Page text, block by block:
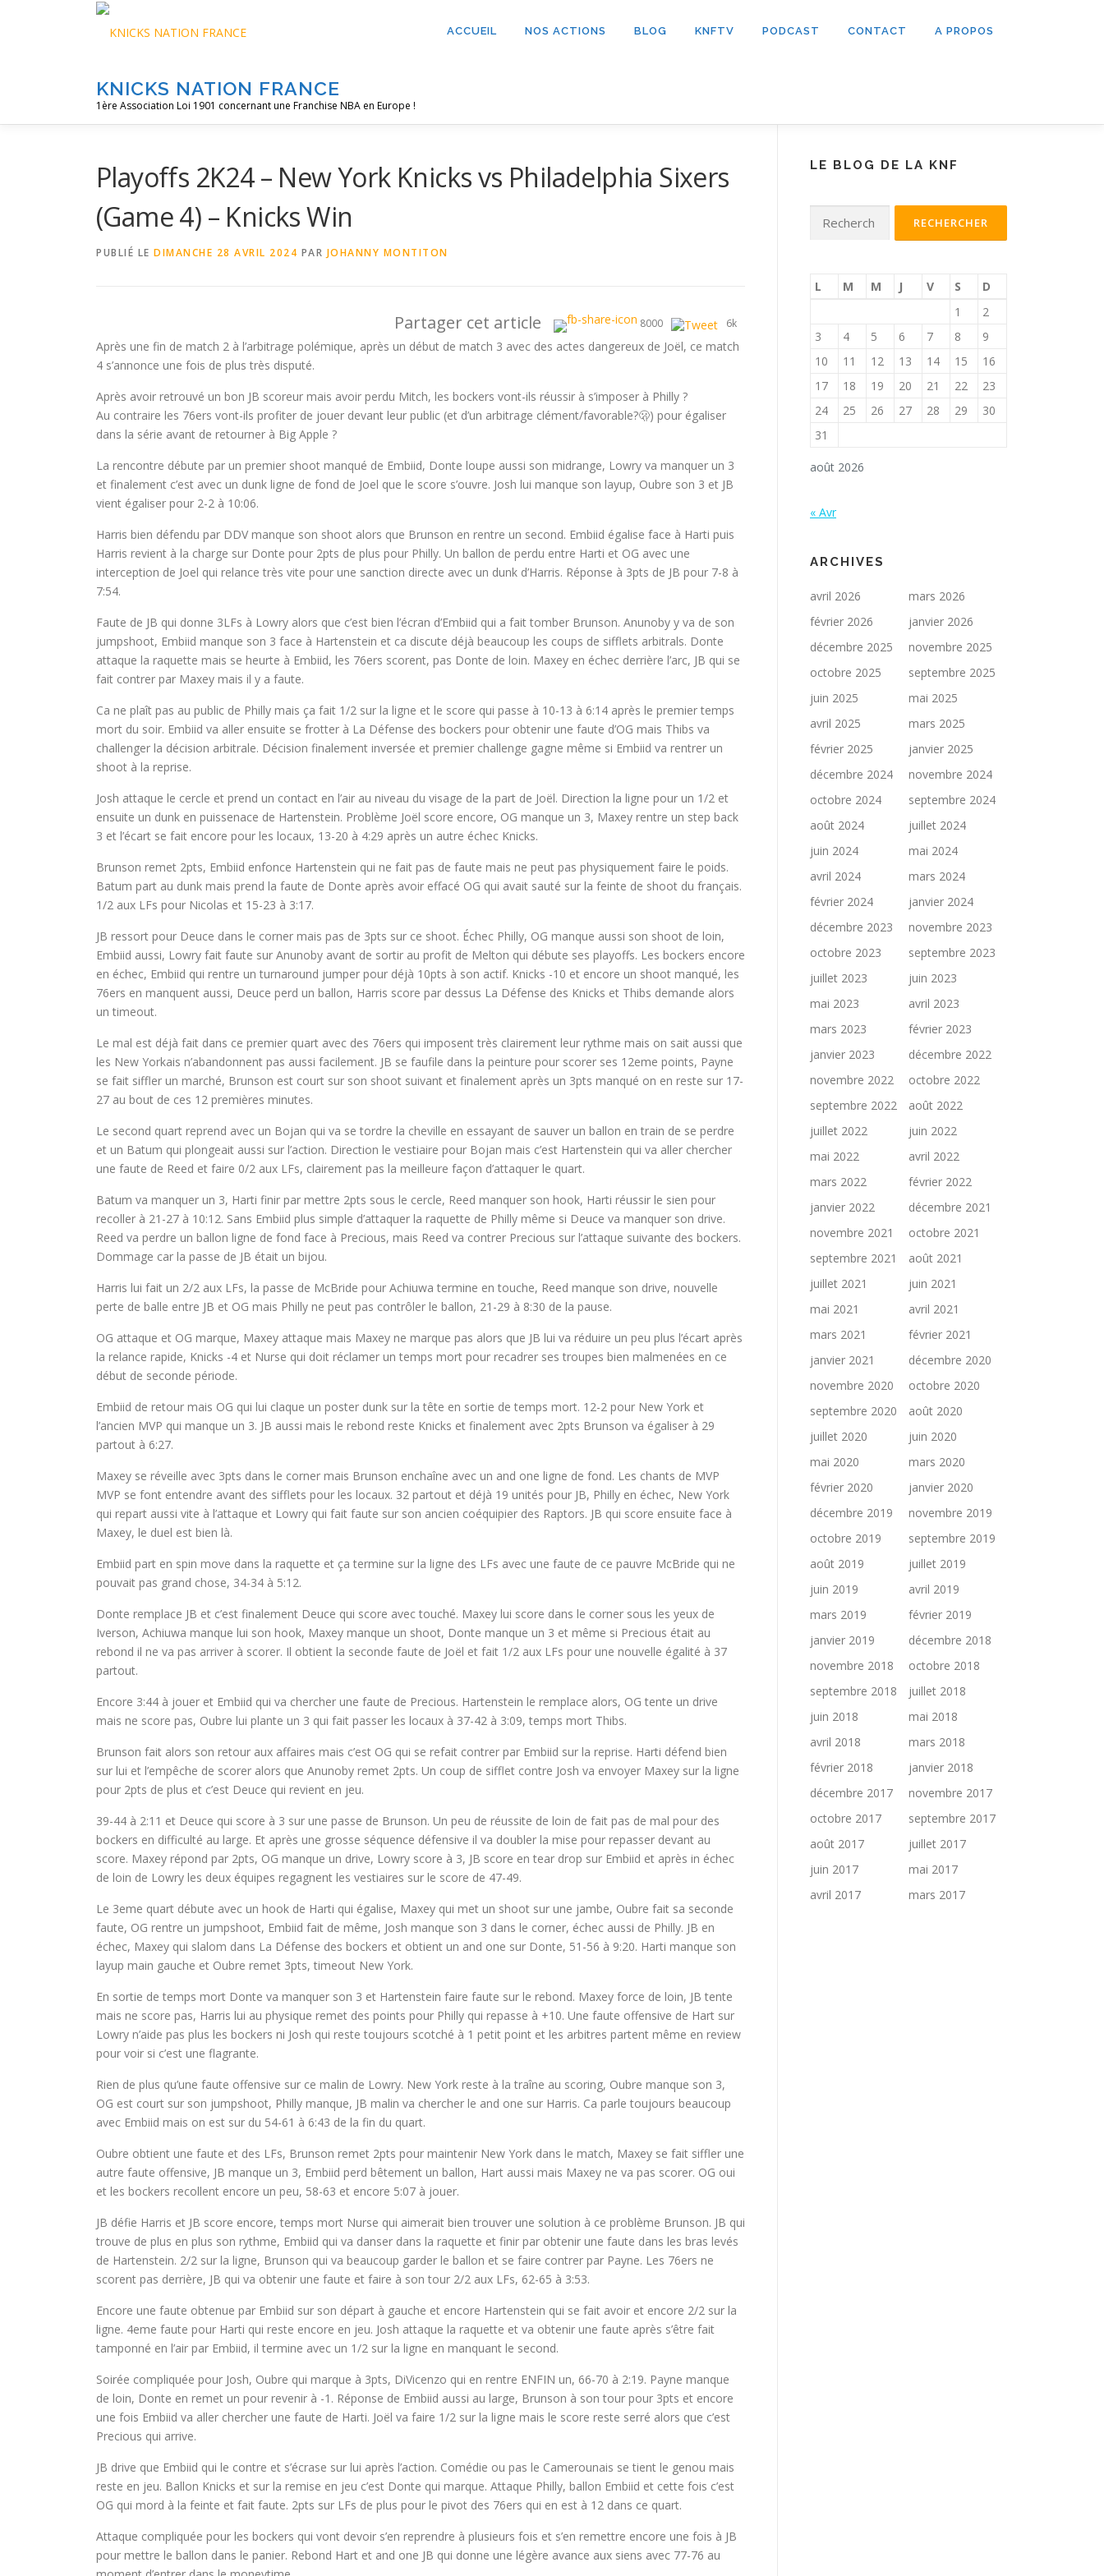
KNICKS NATION FRANCE
1ère Association Loi 1901 concernant une Franchise NBA en Europe !
ACCUEIL NOS ACTIONS BLOG KNFTV PODCAST CONTACT A PROPOS
Playoffs 2K24 – New York Knicks vs Philadelphia Sixers
(Game 4) – Knicks Win
PUBLIÉ LE DIMANCHE 28 AVRIL 2024 PAR JOHANNY MONTITON
Partager cet article 8000 6k
Après une fin de match 2 à l’arbitrage polémique, après un début de match 3 avec des actes dangereux de Joël, ce match
4 s’annonce une fois de plus très disputé.
Après avoir retrouvé un bon JB scoreur mais avoir perdu Mitch, les bockers vont-ils réussir à s’imposer à Philly ?
Au contraire les 76ers vont-ils profiter de jouer devant leur public (et d’un arbitrage clément/favorable?🫢) pour égaliser
dans la série avant de retourner à Big Apple ?
La rencontre débute par un premier shoot manqué de Embiid, Donte loupe aussi son midrange, Lowry va manquer un 3
et finalement c’est avec un dunk ligne de fond de Joel que le score s’ouvre. Josh lui manque son layup, Oubre son 3 et JB
vient égaliser pour 2-2 à 10:06.
Harris bien défendu par DDV manque son shoot alors que Brunson en rentre un second. Embiid égalise face à Harti puis
Harris revient à la charge sur Donte pour 2pts de plus pour Philly. Un ballon de perdu entre Harti et OG avec une
interception de Joel qui relance très vite pour une sanction directe avec un dunk d’Harris. Réponse à 3pts de JB pour 7-8 à
7:54.
Faute de JB qui donne 3LFs à Lowry alors que c’est bien l’écran d’Embiid qui a fait tomber Brunson. Anunoby y va de son
jumpshoot, Embiid manque son 3 face à Hartenstein et ca discute déjà beaucoup les coups de sifflets arbitrals. Donte
attaque la raquette mais se heurte à Embiid, les 76ers scorent, pas Donte de loin. Maxey en échec derrière l’arc, JB qui se
fait contrer par Maxey mais il y a faute.
Ca ne plaît pas au public de Philly mais ça fait 1/2 sur la ligne et le score qui passe à 10-13 à 6:14 après le premier temps
mort du soir. Embiid va aller ensuite se frotter à La Défense des bockers pour obtenir une faute d’OG mais Thibs va
challenger la décision arbitrale. Décision finalement inversée et premier challenge gagne même si Embiid va rentrer un
shoot à la reprise.
Josh attaque le cercle et prend un contact en l’air au niveau du visage de la part de Joël. Direction la ligne pour un 1/2 et
ensuite un dunk en puissenace de Hartenstein. Problème Joël score encore, OG manque un 3, Maxey rentre un step back
3 et l’écart se fait encore pour les locaux, 13-20 à 4:29 après un autre échec Knicks.
Brunson remet 2pts, Embiid enfonce Hartenstein qui ne fait pas de faute mais ne peut pas physiquement faire le poids.
Batum part au dunk mais prend la faute de Donte après avoir effacé OG qui avait sauté sur la feinte de shoot du français.
1/2 aux LFs pour Nicolas et 15-23 à 3:17.
JB ressort pour Deuce dans le corner mais pas de 3pts sur ce shoot. Échec Philly, OG manque aussi son shoot de loin,
Embiid aussi, Lowry fait faute sur Anunoby avant de sortir au profit de Melton qui débute ses playoffs. Les bockers encore
en échec, Embiid qui rentre un turnaround jumper pour déjà 10pts à son actif. Knicks -10 et encore un shoot manqué, les
76ers en manquent aussi, Deuce perd un ballon, Harris score par dessus La Défense des Knicks et Thibs demande alors
un timeout.
Le mal est déjà fait dans ce premier quart avec des 76ers qui imposent très clairement leur rythme mais on sait aussi que
les New Yorkais n’abandonnent pas aussi facilement. JB se faufile dans la peinture pour scorer ses 12eme points, Payne
se fait siffler un marché, Brunson est court sur son shoot suivant et finalement après un 3pts manqué on en reste sur 17-
27 au bout de ces 12 premières minutes.
Le second quart reprend avec un Bojan qui va se tordre la cheville en essayant de sauver un ballon en train de se perdre
et un Batum qui plongeait aussi sur l’action. Direction le vestiaire pour Bojan mais c’est Hartenstein qui va aller chercher
une faute de Reed et faire 0/2 aux LFs, clairement pas la meilleure façon d’attaquer le quart.
Batum va manquer un 3, Harti finir par mettre 2pts sous le cercle, Reed manquer son hook, Harti réussir le sien pour
recoller à 21-27 à 10:12. Sans Embiid plus simple d’attaquer la raquette de Philly même si Deuce va manquer son drive.
Reed va perdre un ballon ligne de fond face à Precious, mais Reed va contrer Precious sur l’attaque suivante des bockers.
Dommage car la passe de JB était un bijou.
Harris lui fait un 2/2 aux LFs, la passe de McBride pour Achiuwa termine en touche, Reed manque son drive, nouvelle
perte de balle entre JB et OG mais Philly ne peut pas contrôler le ballon, 21-29 à 8:30 de la pause.
OG attaque et OG marque, Maxey attaque mais Maxey ne marque pas alors que JB lui va réduire un peu plus l’écart après
la relance rapide, Knicks -4 et Nurse qui doit réclamer un temps mort pour recadrer ses troupes bien malmenées en ce
début de seconde période.
Embiid de retour mais OG qui lui claque un poster dunk sur la tête en sortie de temps mort. 12-2 pour New York et
l’ancien MVP qui manque un 3. JB aussi mais le rebond reste Knicks et finalement avec 2pts Brunson va égaliser à 29
partout à 6:27.
Maxey se réveille avec 3pts dans le corner mais Brunson enchaîne avec un and one ligne de fond. Les chants de MVP
MVP se font entendre avant des sifflets pour les locaux. 32 partout et déjà 19 unités pour JB, Philly en échec, New York
qui repart aussi vite à l’attaque et Lowry qui fait faute sur son ancien coéquipier des Raptors. JB qui score ensuite face à
Maxey, le duel est bien là.
Embiid part en spin move dans la raquette et ça termine sur la ligne des LFs avec une faute de ce pauvre McBride qui ne
pouvait pas grand chose, 34-34 à 5:12.
Donte remplace JB et c’est finalement Deuce qui score avec touché. Maxey lui score dans le corner sous les yeux de
Iverson, Achiuwa manque lui son hook, Maxey manque un shoot, Donte manque un 3 et même si Precious était au
rebond il ne va pas arriver à scorer. Il obtient la seconde faute de Joël et fait 1/2 aux LFs pour une nouvelle égalité à 37
partout.
Encore 3:44 à jouer et Embiid qui va chercher une faute de Precious. Hartenstein le remplace alors, OG tente un drive
mais ne score pas, Oubre lui plante un 3 qui fait passer les locaux à 37-42 à 3:09, temps mort Thibs.
Brunson fait alors son retour aux affaires mais c’est OG qui se refait contrer par Embiid sur la reprise. Harti défend bien
sur lui et l’empêche de scorer alors que Anunoby remet 2pts. Un coup de sifflet contre Josh va envoyer Maxey sur la ligne
pour 2pts de plus et c’est Deuce qui revient en jeu.
39-44 à 2:11 et Deuce qui score à 3 sur une passe de Brunson. Un peu de réussite de loin de fait pas de mal pour des
bockers en difficulté au large. Et après une grosse séquence défensive il va doubler la mise pour repasser devant au
score. Maxey répond par 2pts, OG manque un drive, Lowry score à 3, JB score en tear drop sur Embiid et après in échec
de loin de Lowry les deux équipes regagnent les vestiaires sur le score de 47-49.
Le 3eme quart débute avec un hook de Harti qui égalise, Maxey qui met un shoot sur une jambe, Oubre fait sa seconde
faute, OG rentre un jumpshoot, Embiid fait de même, Josh manque son 3 dans le corner, échec aussi de Philly. JB en
échec, Maxey qui slalom dans La Défense des bockers et obtient un and one sur Donte, 51-56 à 9:20. Harti manque son
layup main gauche et Oubre remet 3pts, timeout New York.
En sortie de temps mort Donte va manquer son 3 et Hartenstein faire faute sur le rebond. Maxey force de loin, JB tente
mais ne score pas, Harris lui au physique remet des points pour Philly qui repasse à +10. Une faute offensive de Hart sur
Lowry n’aide pas plus les bockers ni Josh qui reste toujours scotché à 1 petit point et les arbitres partent même en review
pour voir si c’est une flagrante.
Rien de plus qu’une faute offensive sur ce malin de Lowry. New York reste à la traîne au scoring, Oubre manque son 3,
OG est court sur son jumpshoot, Philly manque, JB malin va chercher le and one sur Harris. Ca parle toujours beaucoup
avec Embiid mais on est sur du 54-61 à 6:43 de la fin du quart.
Oubre obtient une faute et des LFs, Brunson remet 2pts pour maintenir New York dans le match, Maxey se fait siffler une
autre faute offensive, JB manque un 3, Embiid perd bêtement un ballon, Hart aussi mais Maxey ne va pas scorer. OG oui
et les bockers recollent encore un peu, 58-63 et encore 5:07 à jouer.
JB défie Harris et JB score encore, temps mort Nurse qui aimerait bien trouver une solution à ce problème Brunson. JB qui
trouve de plus en plus son rythme, Embiid qui va danser dans la raquette et finir par obtenir une faute dans les bras levés
de Hartenstein. 2/2 sur la ligne, Brunson qui va beaucoup garder le ballon et se faire contrer par Payne. Les 76ers ne
scorent pas derrière, JB qui va obtenir une faute et faire à son tour 2/2 aux LFs, 62-65 à 3:53.
Encore une faute obtenue par Embiid sur son départ à gauche et encore Hartenstein qui se fait avoir et encore 2/2 sur la
ligne. 4eme faute pour Harti qui reste encore en jeu. Josh attaque la raquette et va obtenir une faute après s’être fait
tamponné en l’air par Embiid, il termine avec un 1/2 sur la ligne en manquant le second.
Soirée compliquée pour Josh, Oubre qui marque à 3pts, DiVicenzo qui en rentre ENFIN un, 66-70 à 2:19. Payne manque
de loin, Donte en remet un pour revenir à -1. Réponse de Embiid aussi au large, Brunson à son tour pour 3pts et encore
une fois Embiid va aller chercher une faute de Harti. Joël va faire 1/2 sur la ligne mais le score reste serré alors que c’est
Precious qui arrive.
JB drive que Embiid qui le contre et s’écrase sur lui après l’action. Comédie ou pas le Camerounais se tient le genou mais
reste en jeu. Ballon Knicks et sur la remise en jeu c’est Donte qui marque. Attaque Philly, ballon Embiid et cette fois c’est
OG qui mord à la feinte et fait faute. 2pts sur LFs de plus pour le pivot des 76ers qui en est à 12 dans ce quart.
Attaque compliquée pour les bockers qui vont devoir s’en reprendre à plusieurs fois et s’en remettre encore une fois à JB
pour mettre le ballon dans le panier. Rebond Hart et and one JB qui donne une légère avance aux siens avec 77-76 au
LE BLOG DE LA KNF
août 2026
L M M J V S
D
1
2
3
4 5 6 7 8
9
10
11 12 13 14 15
16
17
18 19 20 21 22
23
24
25 26 27 28 29
30
31
« Avr
ARCHIVES
avril 2026
mars 2026
février 2026
janvier 2026
décembre 2025
novembre 2025
octobre 2025
septembre 2025
juin 2025
mai 2025
avril 2025
mars 2025
février 2025
janvier 2025
décembre 2024
novembre 2024
octobre 2024
septembre 2024
août 2024
juillet 2024
juin 2024
mai 2024
avril 2024
mars 2024
février 2024
janvier 2024
décembre 2023
novembre 2023
octobre 2023
septembre 2023
juillet 2023
juin 2023
mai 2023
avril 2023
mars 2023
février 2023
janvier 2023
décembre 2022
novembre 2022
octobre 2022
septembre 2022
août 2022
juillet 2022
juin 2022
mai 2022
avril 2022
mars 2022
février 2022
janvier 2022
décembre 2021
novembre 2021
octobre 2021
septembre 2021
août 2021
juillet 2021
juin 2021
mai 2021
avril 2021
mars 2021
février 2021
janvier 2021
décembre 2020
novembre 2020
octobre 2020
septembre 2020
août 2020
juillet 2020
juin 2020
mai 2020
mars 2020
février 2020
janvier 2020
décembre 2019
novembre 2019
octobre 2019
septembre 2019
août 2019
juillet 2019
juin 2019
avril 2019
mars 2019
février 2019
janvier 2019
décembre 2018
novembre 2018
octobre 2018
septembre 2018
juillet 2018
juin 2018
mai 2018
avril 2018
mars 2018
février 2018
janvier 2018
décembre 2017
novembre 2017
octobre 2017
septembre 2017
août 2017
juillet 2017
juin 2017
mai 2017
avril 2017
mars 2017